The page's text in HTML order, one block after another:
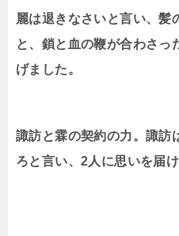
麗は退きなさいと言い、髪
と、鎖と血の鞭が合わさっ
げました。
諏訪と霖の契約の力。諏訪
ろと言い、2人に思いを届け